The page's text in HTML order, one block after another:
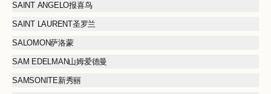
SAINT ANGELO报喜鸟
SAINT LAURENT圣罗兰
SALOMON萨洛蒙
SAM EDELMAN山姆爱德曼
SAMSONITE新秀丽